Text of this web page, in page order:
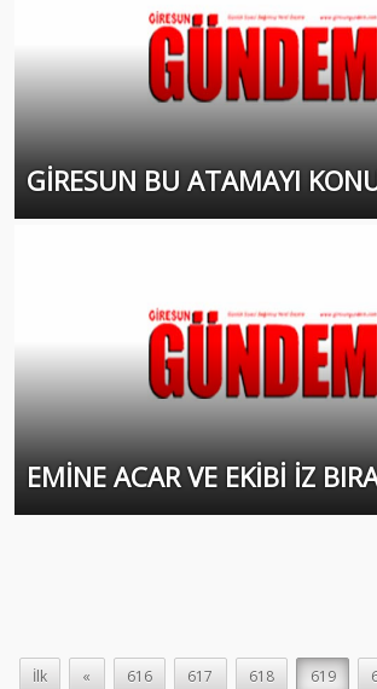
GİRESUN BU ATAMAYI
EMİNE ACAR VE EKİBİ İZ
İlk « 616 617 618 619